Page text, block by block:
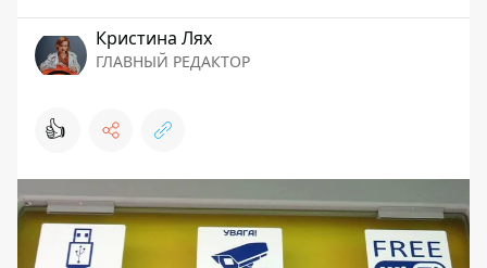
Кристина Лях
ГЛАВНЫЙ РЕДАКТОР
👍